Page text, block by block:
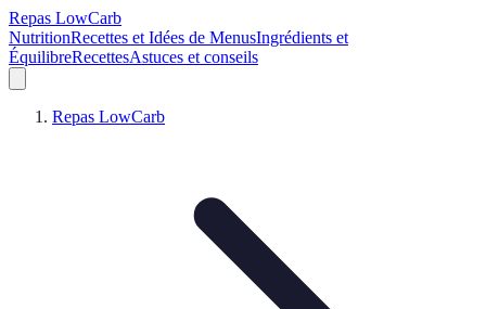
Repas LowCarb
NutritionRecettes et Idées de MenusIngrédients et
ÉquilibreRecettesAstuces et conseils
Repas LowCarb